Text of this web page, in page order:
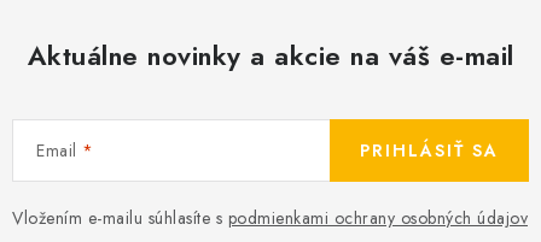
Aktuálne novinky a akcie na váš e-mail
Email
Vložením e-mailu súhlasíte s podmienkami ochrany osobných údajov
PRIHLÁSIŤ SA